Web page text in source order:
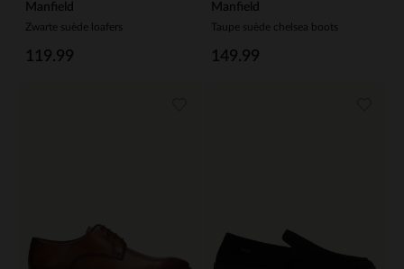
Manfield
Zwarte suède loafers
119.99
Manfield
Taupe suède chelsea boots
149.99